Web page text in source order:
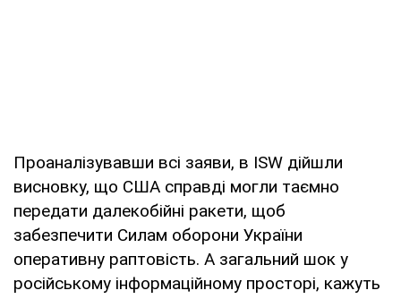
Проаналізувавши всі заяви, в ISW дійшли
висновку, що США справді могли таємно
передати далекобійні ракети, щоб
забезпечити Силам оборони України
оперативну раптовість. А загальний шок у
російському інформаційному просторі, кажуть